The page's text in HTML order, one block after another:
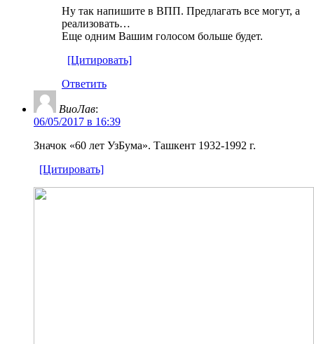
Ну так напишите в ВПП. Предлагать все могут, а
реализовать…
Еще одним Вашим голосом больше будет.
[Цитировать]
Ответить
ВиоЛав:
06/05/2017 в 16:39
Значок «60 лет УзБума». Ташкент 1932-1992 г.
[Цитировать]